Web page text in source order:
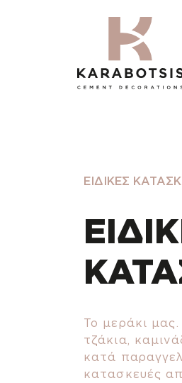
ΕΙΔΙΚΕΣ
Το μεράκι
τζάκια,
κατά
κατασκευές